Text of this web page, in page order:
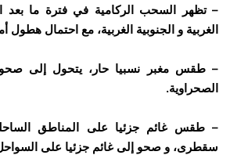
– تظهر السحب الركامية في فترة ما بعد
الغربية و الجنوبية الغربية، مع احتمال هطول
– طقس مغبر نسبيا حار، يتحول إلى صحو
الصحراوية.
– طقس غائم جزئيا على المناطق
سقطرى، و صحو إلى غائم جزئيا على السواحل